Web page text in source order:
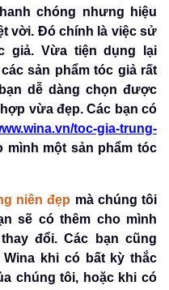
chóng nhưng hiệu
vời. Đó chính là việc sử
giả. Vừa tiện dụng lại
sản phẩm tóc giả rất
dễ dàng chọn được
vừa đẹp. Các bạn có
toc-gia-trung-
mình một sản phẩm tóc
niên đẹp mà chúng tôi
sẽ có thêm cho mình
đổi. Các bạn cũng
khi có bất kỳ thắc
chúng tôi, hoặc khi có